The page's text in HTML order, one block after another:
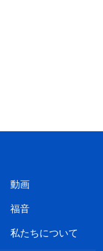
動画
福音
私たちについて